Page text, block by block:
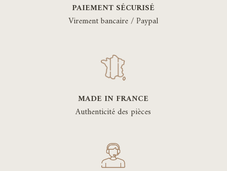
PAIEMENT SÉCURISÉ
Virement bancaire / Paypal
MADE IN FRANCE
Authenticité des pièces